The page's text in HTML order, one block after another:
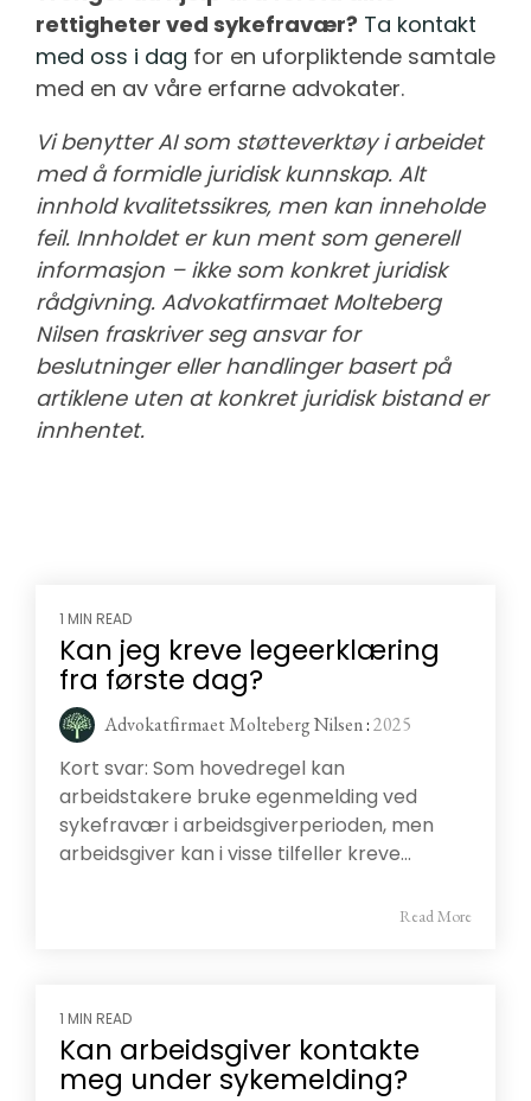
rettigheter ved sykefravær? Ta kontakt
med oss i dag for en uforpliktende samtale
med en av våre erfarne advokater.
Vi benytter AI som støtteverktøy i arbeidet
med å formidle juridisk kunnskap. Alt
innhold kvalitetssikres, men kan inneholde
feil. Innholdet er kun ment som generell
informasjon – ikke som konkret juridisk
rådgivning. Advokatfirmaet Molteberg
Nilsen fraskriver seg ansvar for
beslutninger eller handlinger basert på
artiklene uten at konkret juridisk bistand er
innhentet.
1 MIN READ
Kan jeg kreve legeerklæring
fra første dag?
Advokatfirmaet Molteberg Nilsen:2025
Kort svar: Som hovedregel kan
arbeidstakere bruke egenmelding ved
sykefravær i arbeidsgiverperioden, men
arbeidsgiver kan i visse tilfeller kreve...
Read More
1 MIN READ
Kan arbeidsgiver kontakte
meg under sykemelding?